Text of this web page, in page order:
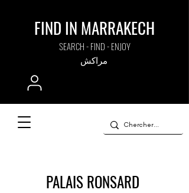
FIND IN MARRAKECH
SEARCH - FIND - ENJOY
مراكش
PALAIS RONSARD